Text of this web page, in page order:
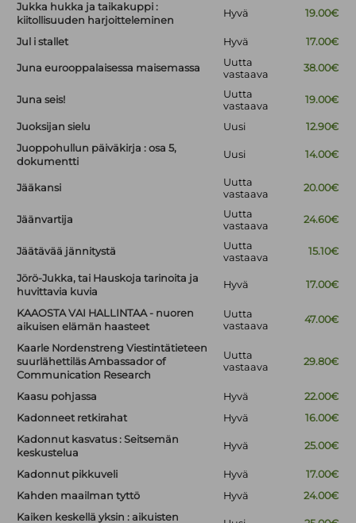
Jukka hukka ja taikakuppi :
kiitollisuuden harjoitteleminen
Hyvä 19.00€
Jul i stallet Hyvä 17.00€
Juna eurooppalaisessa maisemassa
Uutta
vastaava
38.00€
Juna seis!
Uutta
vastaava
19.00€
Juoksijan sielu Uusi
12.90€
Juoppohullun päiväkirja : osa 5,
dokumentti
Uusi 14.00€
Jääkansi
Uutta
vastaava
20.00€
Jäänvartija
Uutta
vastaava
24.60€
Jäätävää jännitystä
Uutta
vastaava
15.10€
Jörö-Jukka, tai Hauskoja tarinoita ja
huvittavia kuvia
Hyvä 17.00€
KAAOSTA VAI HALLINTAA - nuoren
aikuisen elämän haasteet
Uutta
vastaava
47.00€
Kaarle Nordenstreng Viestintätieteen
suurlähettiläs Ambassador of
Communication Research
Uutta
vastaava
29.80€
Kaasu pohjassa Hyvä
22.00€
Kadonneet retkirahat
Hyvä
16.00€
Kadonnut kasvatus : Seitsemän
keskustelua
Hyvä 25.00€
Kadonnut pikkuveli Hyvä
17.00€
Kahden maailman tyttö
Hyvä
24.00€
Kaiken keskellä yksin : aikuisten